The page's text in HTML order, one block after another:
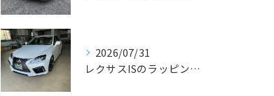
2026/07/31
レクサスISのラッピングとデカール貼り